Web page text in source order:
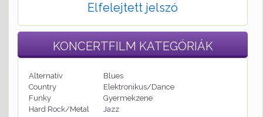
Elfelejtett jelszó
KONCERTFILM KATEGÓRIÁK
Alternatív
Blues
Country
Elektronikus/Dance
Funky
Gyermekzene
Hard Rock/Metal
Jazz